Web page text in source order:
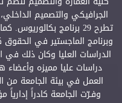
الجرافيكي والتصميم
تطرح 29 برنامج
وبرنامج الماجستير في
دراسات عليا مميزه وأعضاء
العمل في بيئة الجامعة من
وفـرّت الجامعة كادراً